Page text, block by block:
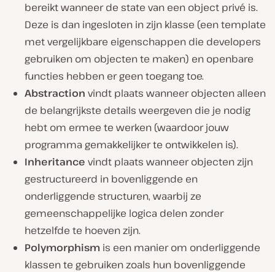
bereikt wanneer de state van een object privé is.
Deze is dan ingesloten in zijn klasse (een template
met vergelijkbare eigenschappen die developers
gebruiken om objecten te maken) en openbare
functies hebben er geen toegang toe.
Abstraction vindt plaats wanneer objecten alleen
de belangrijkste details weergeven die je nodig
hebt om ermee te werken (waardoor jouw
programma gemakkelijker te ontwikkelen is).
Inheritance vindt plaats wanneer objecten zijn
gestructureerd in bovenliggende en
onderliggende structuren, waarbij ze
gemeenschappelijke logica delen zonder
hetzelfde te hoeven zijn.
Polymorphism is een manier om onderliggende
klassen te gebruiken zoals hun bovenliggende